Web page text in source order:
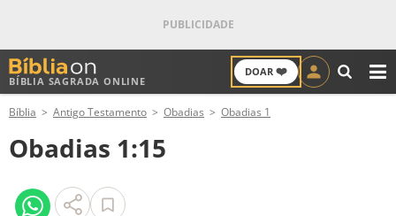
BÍBLIA SAGRADA ONLINE
DOAR ❤️
ANTIGO TESTAMENTO
NOVO TESTAMENTO
VERSÍCULOS
Bíblia Antigo Testamento Obadias Obadias 1
Obadias 1:15